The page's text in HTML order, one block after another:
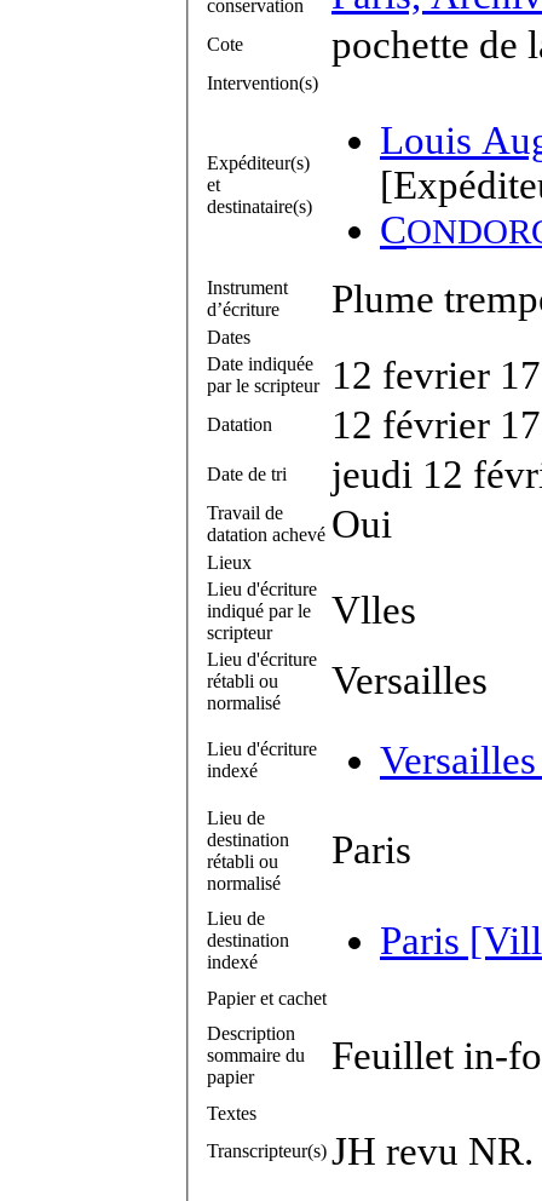
conservation
Cote pochette de
Intervention(s)
Expéditeur(s)
et
destinataire(s)
Louis
C
Instrument
d’écriture
Plume
Dates
Date indiquée
par le scripteur
12 fevrier
Datation 12 février
Date de tri jeudi 12
Travail de
datation achevé Oui
Lieux
Lieu d'écriture
indiqué par le
scripteur
Vlles
Lieu d'écriture
rétabli ou
normalisé
Versailles
Lieu d'écriture
indexé
Lieu de
destination
rétabli ou
normalisé
Paris
Lieu de
destination
indexé
Paris
Papier et cachet
Description
sommaire du
papier
Feuillet in-
Textes
Transcripteur(s) JH revu NR.